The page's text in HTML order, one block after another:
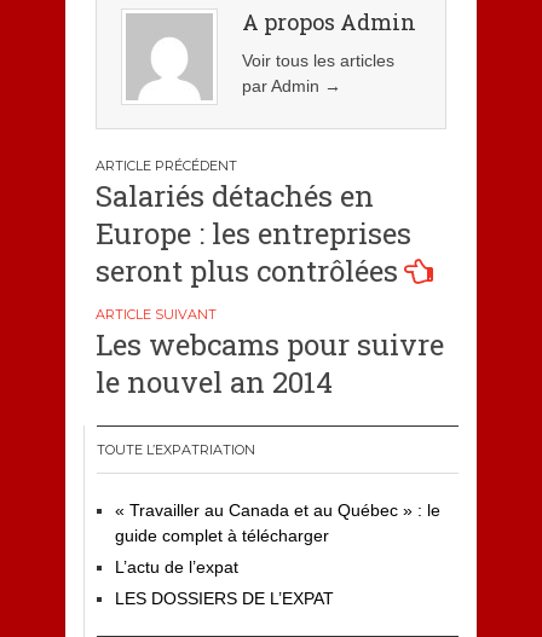
A propos Admin
Voir tous les articles
par Admin →
Navigation
de
l’article
Salariés détachés en
Europe : les entreprises
seront plus contrôlées
Les webcams pour suivre
le nouvel an 2014
TOUTE L’EXPATRIATION
« Travailler au Canada et au Québec » : le
guide complet à télécharger
L’actu de l’expat
LES DOSSIERS DE L’EXPAT